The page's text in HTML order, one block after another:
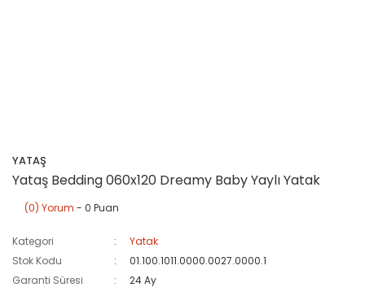
YATAŞ
Yataş Bedding 060x120 Dreamy Baby Yaylı Yatak
(0) Yorum - 0 Puan
Kategori
Yatak
Stok Kodu
01.100.1011.0000.0027.0000.1
Garanti Süresi
24 Ay